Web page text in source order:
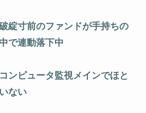
綻寸前のファンドが手持ちの
で連動落下中
ンピュータ監視メインでほと
ない